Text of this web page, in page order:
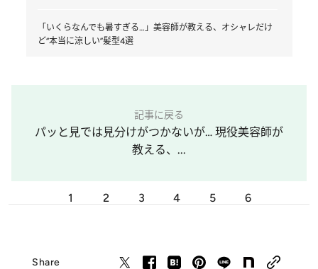
「いくらなんでも暑すぎる…」美容師が教える、オシャレだけ
ど“本当に涼しい”髪型4選
記事に戻る
パッと見では見分けがつかないが… 現役美容師が
教える、...
1 2 3 4 5 6
Share